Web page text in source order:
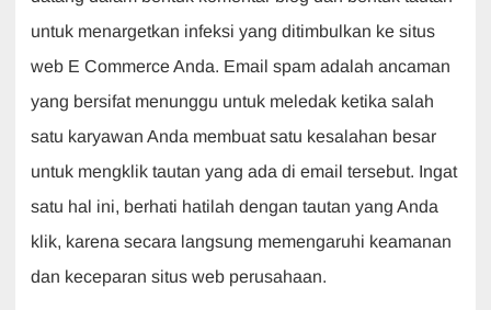
untuk menargetkan infeksi yang ditimbulkan ke situs
web E Commerce Anda. Email spam adalah ancaman
yang bersifat menunggu untuk meledak ketika salah
satu karyawan Anda membuat satu kesalahan besar
untuk mengklik tautan yang ada di email tersebut. Ingat
satu hal ini, berhati hatilah dengan tautan yang Anda
klik, karena secara langsung memengaruhi keamanan
dan keceparan situs web perusahaan.